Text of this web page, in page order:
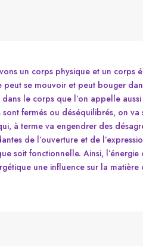
un corps physique et un corps
se mouvoir et peut bouger
le corps que l’on appelle
fermés ou déséquilibrés, on
à terme va engendrer des
de l’ouverture et de
soit fonctionnelle. Ainsi,
une influence sur la